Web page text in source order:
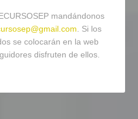
mandándonos
. Si los
se colocarán en la web
disfruten de ellos.